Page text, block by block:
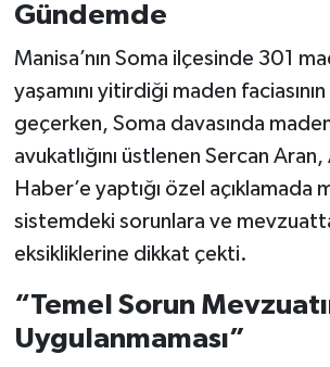
Gündemde
Manisa’nın Soma ilçesinde 301
yaşamını yitirdiği maden
geçerken, Soma davasında
avukatlığını üstlenen Sercan
Haber’e yaptığı özel açıklamada
sistemdeki sorunlara ve
eksikliklerine dikkat çekti.
“Temel Sorun
Uygulanmaması”